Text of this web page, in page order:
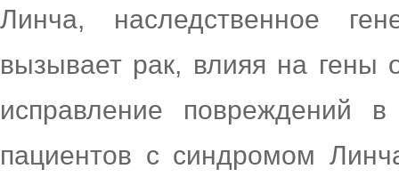
Линча, наследственное
вызывает рак, влияя на гены
исправление повреждений
пациентов с синдромом